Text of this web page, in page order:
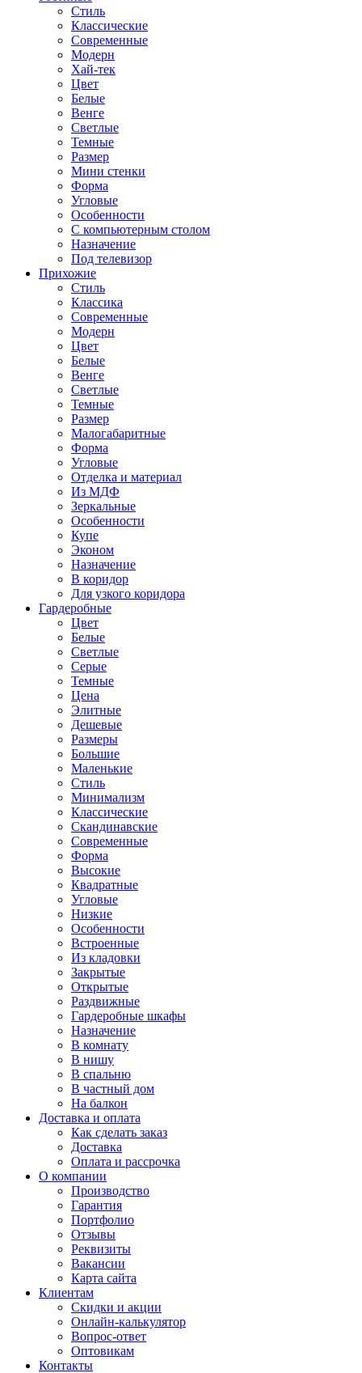
Стиль
Классические
Современные
Модерн
Хай-тек
Цвет
Белые
Венге
Светлые
Темные
Размер
Мини стенки
Форма
Угловые
Особенности
С компьютерным столом
Назначение
Под телевизор
Прихожие
Стиль
Классика
Современные
Модерн
Цвет
Белые
Венге
Светлые
Темные
Размер
Малогабаритные
Форма
Угловые
Отделка и материал
Из МДФ
Зеркальные
Особенности
Купе
Эконом
Назначение
В коридор
Для узкого коридора
Гардеробные
Цвет
Белые
Светлые
Серые
Темные
Цена
Элитные
Дешевые
Размеры
Большие
Маленькие
Стиль
Минимализм
Классические
Скандинавские
Современные
Форма
Высокие
Квадратные
Угловые
Низкие
Особенности
Встроенные
Из кладовки
Закрытые
Открытые
Раздвижные
Гардеробные шкафы
Назначение
В комнату
В нишу
В спальню
В частный дом
На балкон
Доставка и оплата
Как сделать заказ
Доставка
Оплата и рассрочка
О компании
Производство
Гарантия
Портфолио
Отзывы
Реквизиты
Вакансии
Карта сайта
Клиентам
Скидки и акции
Онлайн-калькулятор
Вопрос-ответ
Оптовикам
Контакты